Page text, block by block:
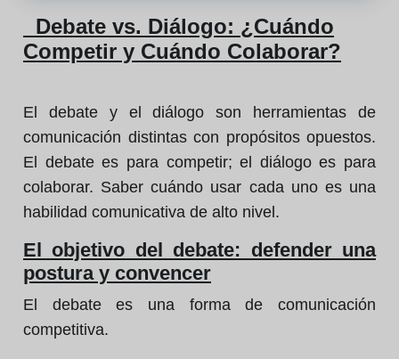
Debate vs. Diálogo: ¿Cuándo
Competir y Cuándo Colaborar?
El debate y el diálogo son herramientas de
comunicación distintas con propósitos opuestos.
El debate es para competir; el diálogo es para
colaborar. Saber cuándo usar cada uno es una
habilidad comunicativa de alto nivel.
El objetivo del debate: defender una
postura y convencer
El debate es una forma de comunicación
competitiva.